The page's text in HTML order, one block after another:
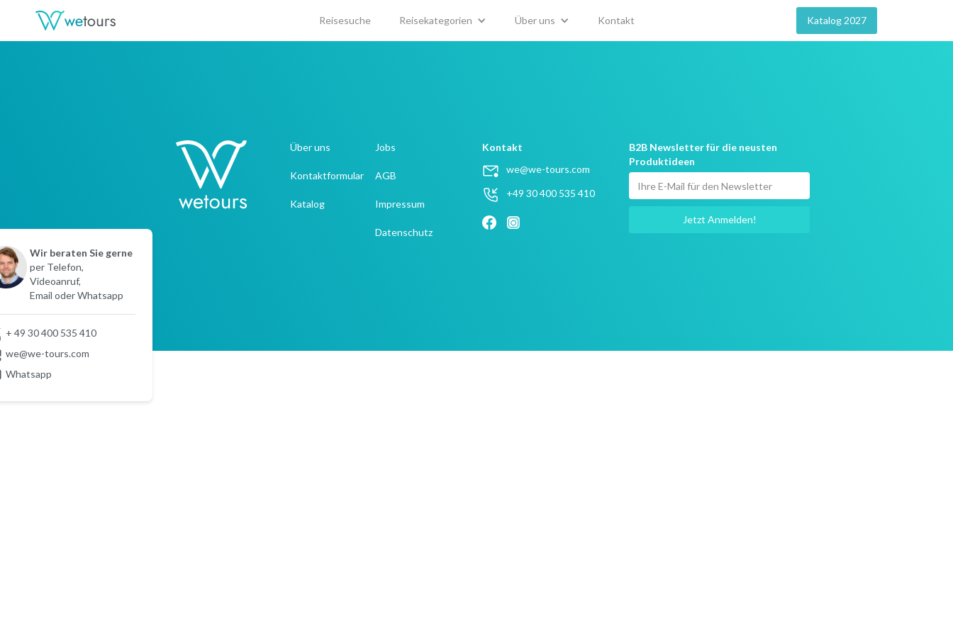
Reisesuche Reisekategorien Über uns Kontakt Katalog 2027
Über uns
Kontaktformular
Katalog
Jobs
AGB
Impressum
Datenschutz
Kontakt
we@we-tours.com
+49 30 400 535 410
B2B Newsletter für die neusten
Produktideen
Sofortkontakt
Wir beraten Sie gerne
per Telefon,
Videoanruf,
Email oder Whatsapp
+ 49 30 400 535 410
we@we-tours.com
Whatsapp